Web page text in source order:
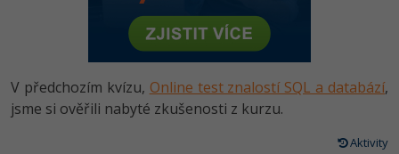
HTML5, CSS3, Bootstrap, SEO
Testování a verzování
JavaScript
Python
Vývojář mobilních aplikací
Specialista na AI a bigdata
C# Game developer
-80%
-80%
PHP -80%
V předchozím kvízu, Online test znalostí SQL a databází,
jsme si ověřili nabyté zkušenosti z kurzu.
Aktivity